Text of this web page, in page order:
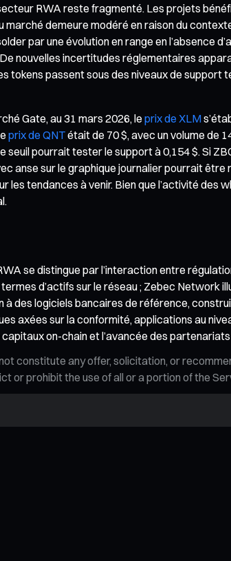
RWA reste fragmenté. Les projets
marché demeure modéré en raison du
par une évolution en range en l’absence
nouvelles incertitudes réglementaires
tokens passent sous des niveaux de
Gate, au 31 mars 2026, le prix de XLM
prix de QNTétait de 70 $, avec un volume de
seuil pourrait tester le support à 0,154 $. Si
anse sur le graphique journalier pourrait
les tendances à venir. Bien que l’activité des
se distingue par l’interaction entre
d’actifs sur le réseau ; Zebec Network
à des logiciels bancaires de référence,
axées sur la conformité, applications au
on-chain et l’avancée des
constitute any offer, solicitation, or
or prohibit the use of all or a portion of the